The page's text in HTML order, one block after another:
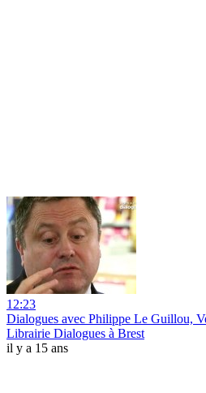
12:23
Dialogues avec Philippe Le Guillou,
Librairie Dialogues à Brest
il y a 15 ans